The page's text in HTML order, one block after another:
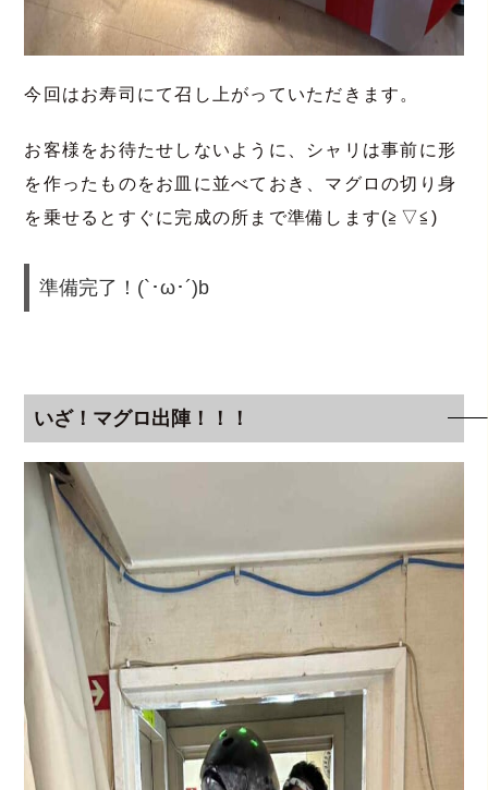
今回はお寿司にて召し上がっていただきます。
お客様をお待たせしないように、シャリは事前に形
を作ったものをお皿に並べておき、マグロの切り身
を乗せるとすぐに完成の所まで準備します(≧▽≦)
準備完了！(`･ω･´)b
いざ！マグロ出陣！！！